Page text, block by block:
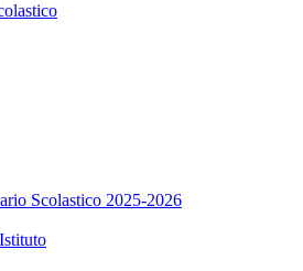
Scolastico 2025-2026